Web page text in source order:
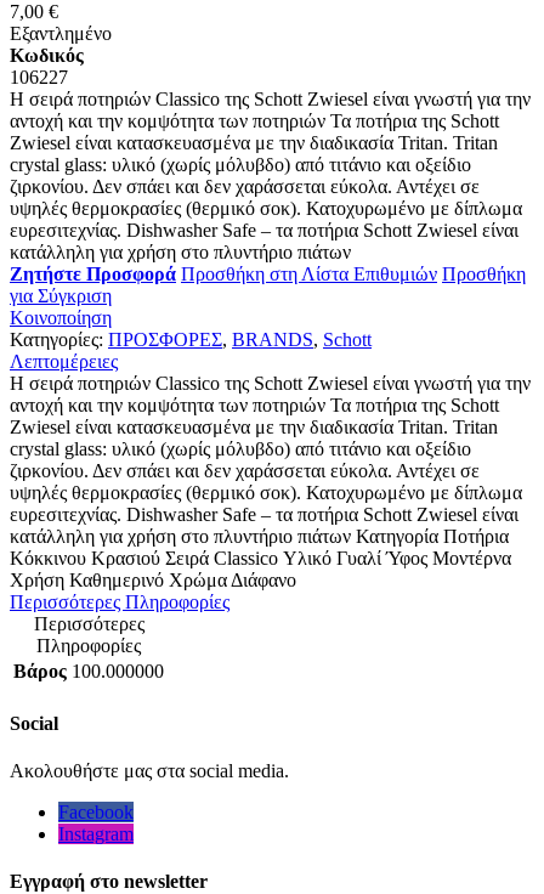
7,00 €
Εξαντλημένο
Κωδικός
106227
Η σειρά ποτηριών Classico της Schott Zwiesel είναι γνωστή για την
αντοχή και την κομψότητα των ποτηριών Τα ποτήρια της Schott
Zwiesel είναι κατασκευασμένα με την διαδικασία Tritan. Tritan
crystal glass: υλικό (χωρίς μόλυβδο) από τιτάνιο και οξείδιο
ζιρκονίου. Δεν σπάει και δεν χαράσσεται εύκολα. Αντέχει σε
υψηλές θερμοκρασίες (θερμικό σοκ). Κατοχυρωμένο με δίπλωμα
ευρεσιτεχνίας. Dishwasher Safe – τα ποτήρια Schott Zwiesel είναι
κατάλληλη για χρήση στο πλυντήριο πιάτων
Ζητήστε Προσφορά Προσθήκη στη Λίστα Επιθυμιών Προσθήκη
για Σύγκριση
Κοινοποίηση
Κατηγορίες: ΠΡΟΣΦΟΡΕΣ, BRANDS, Schott
Λεπτομέρειες
Η σειρά ποτηριών Classico της Schott Zwiesel είναι γνωστή για την
αντοχή και την κομψότητα των ποτηριών Τα ποτήρια της Schott
Zwiesel είναι κατασκευασμένα με την διαδικασία Tritan. Tritan
crystal glass: υλικό (χωρίς μόλυβδο) από τιτάνιο και οξείδιο
ζιρκονίου. Δεν σπάει και δεν χαράσσεται εύκολα. Αντέχει σε
υψηλές θερμοκρασίες (θερμικό σοκ). Κατοχυρωμένο με δίπλωμα
ευρεσιτεχνίας. Dishwasher Safe – τα ποτήρια Schott Zwiesel είναι
κατάλληλη για χρήση στο πλυντήριο πιάτων Κατηγορία Ποτήρια
Κόκκινου Κρασιού Σειρά Classico Υλικό Γυαλί Ύφος Μοντέρνα
Χρήση Καθημερινό Χρώμα Διάφανο
Περισσότερες Πληροφορίες
Περισσότερες
Πληροφορίες
Βάρος 100.000000
Social
Ακολουθήστε μας στα social media.
Facebook
Instagram
Εγγραφή στο newsletter